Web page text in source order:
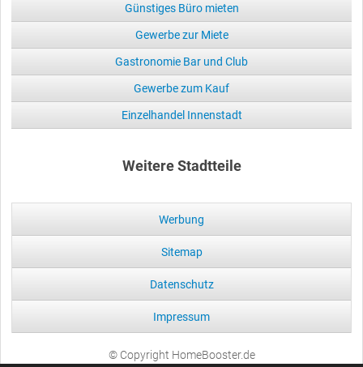
Günstiges Büro mieten
Gewerbe zur Miete
Gastronomie Bar und Club
Gewerbe zum Kauf
Einzelhandel Innenstadt
Weitere Stadtteile
Werbung
Sitemap
Datenschutz
Impressum
© Copyright HomeBooster.de